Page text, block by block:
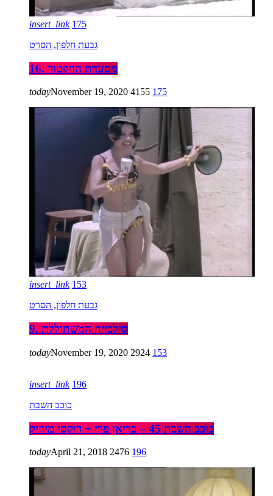
insert_link 175
גבעת חלפון, הסרט
16. מסעדת הויקטור
todayNovember 19, 2020 4155 175
insert_link 153
גבעת חלפון, הסרט
9. סילבייה המשתוללת
todayNovember 19, 2020 2924 153
insert_link 196
כוכב השבת
כוכב השבת 45 – בריאן פרי + רוקסי מיוזיק
todayApril 21, 2018 2476 196